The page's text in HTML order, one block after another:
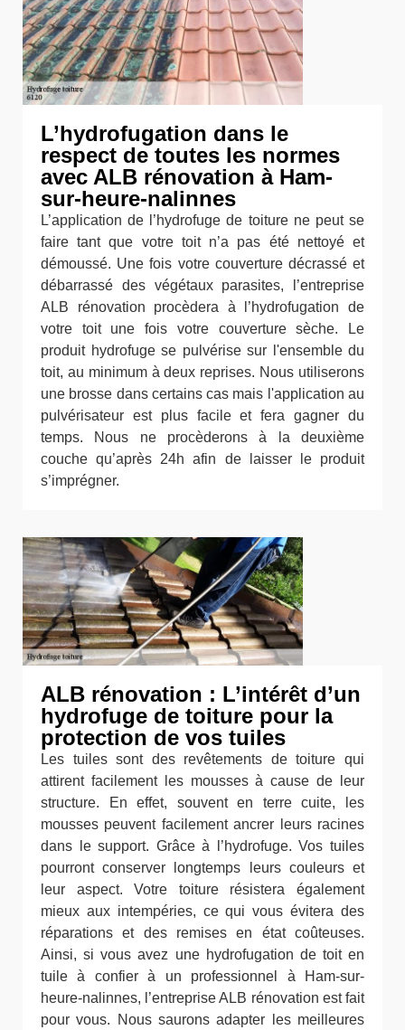
L’hydrofugation dans le
respect de toutes les normes
avec ALB rénovation à Ham-
sur-heure-nalinnes
L’application de l’hydrofuge de toiture ne peut se
faire tant que votre toit n’a pas été nettoyé et
démoussé. Une fois votre couverture décrassé et
débarrassé des végétaux parasites, l’entreprise
ALB rénovation procèdera à l’hydrofugation de
votre toit une fois votre couverture sèche. Le
produit hydrofuge se pulvérise sur l'ensemble du
toit, au minimum à deux reprises. Nous utiliserons
une brosse dans certains cas mais l'application au
pulvérisateur est plus facile et fera gagner du
temps. Nous ne procèderons à la deuxième
couche qu’après 24h afin de laisser le produit
s’imprégner.
ALB rénovation : L’intérêt d’un
hydrofuge de toiture pour la
protection de vos tuiles
Les tuiles sont des revêtements de toiture qui
attirent facilement les mousses à cause de leur
structure. En effet, souvent en terre cuite, les
mousses peuvent facilement ancrer leurs racines
dans le support. Grâce à l’hydrofuge. Vos tuiles
pourront conserver longtemps leurs couleurs et
leur aspect. Votre toiture résistera également
mieux aux intempéries, ce qui vous évitera des
réparations et des remises en état coûteuses.
Ainsi, si vous avez une hydrofugation de toit en
tuile à confier à un professionnel à Ham-sur-
heure-nalinnes, l’entreprise ALB rénovation est fait
pour vous. Nous saurons adapter les meilleures